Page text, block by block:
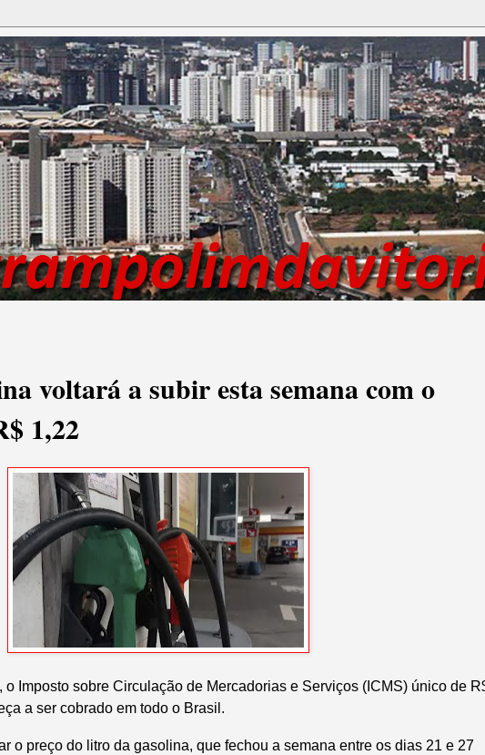
voltará a subir esta semana com o
1,22
o Imposto sobre Circulação de Mercadorias e Serviços (ICMS) único de
a ser cobrado em todo o Brasil.
o preço do litro da gasolina, que fechou a semana entre os dias 21 e 27